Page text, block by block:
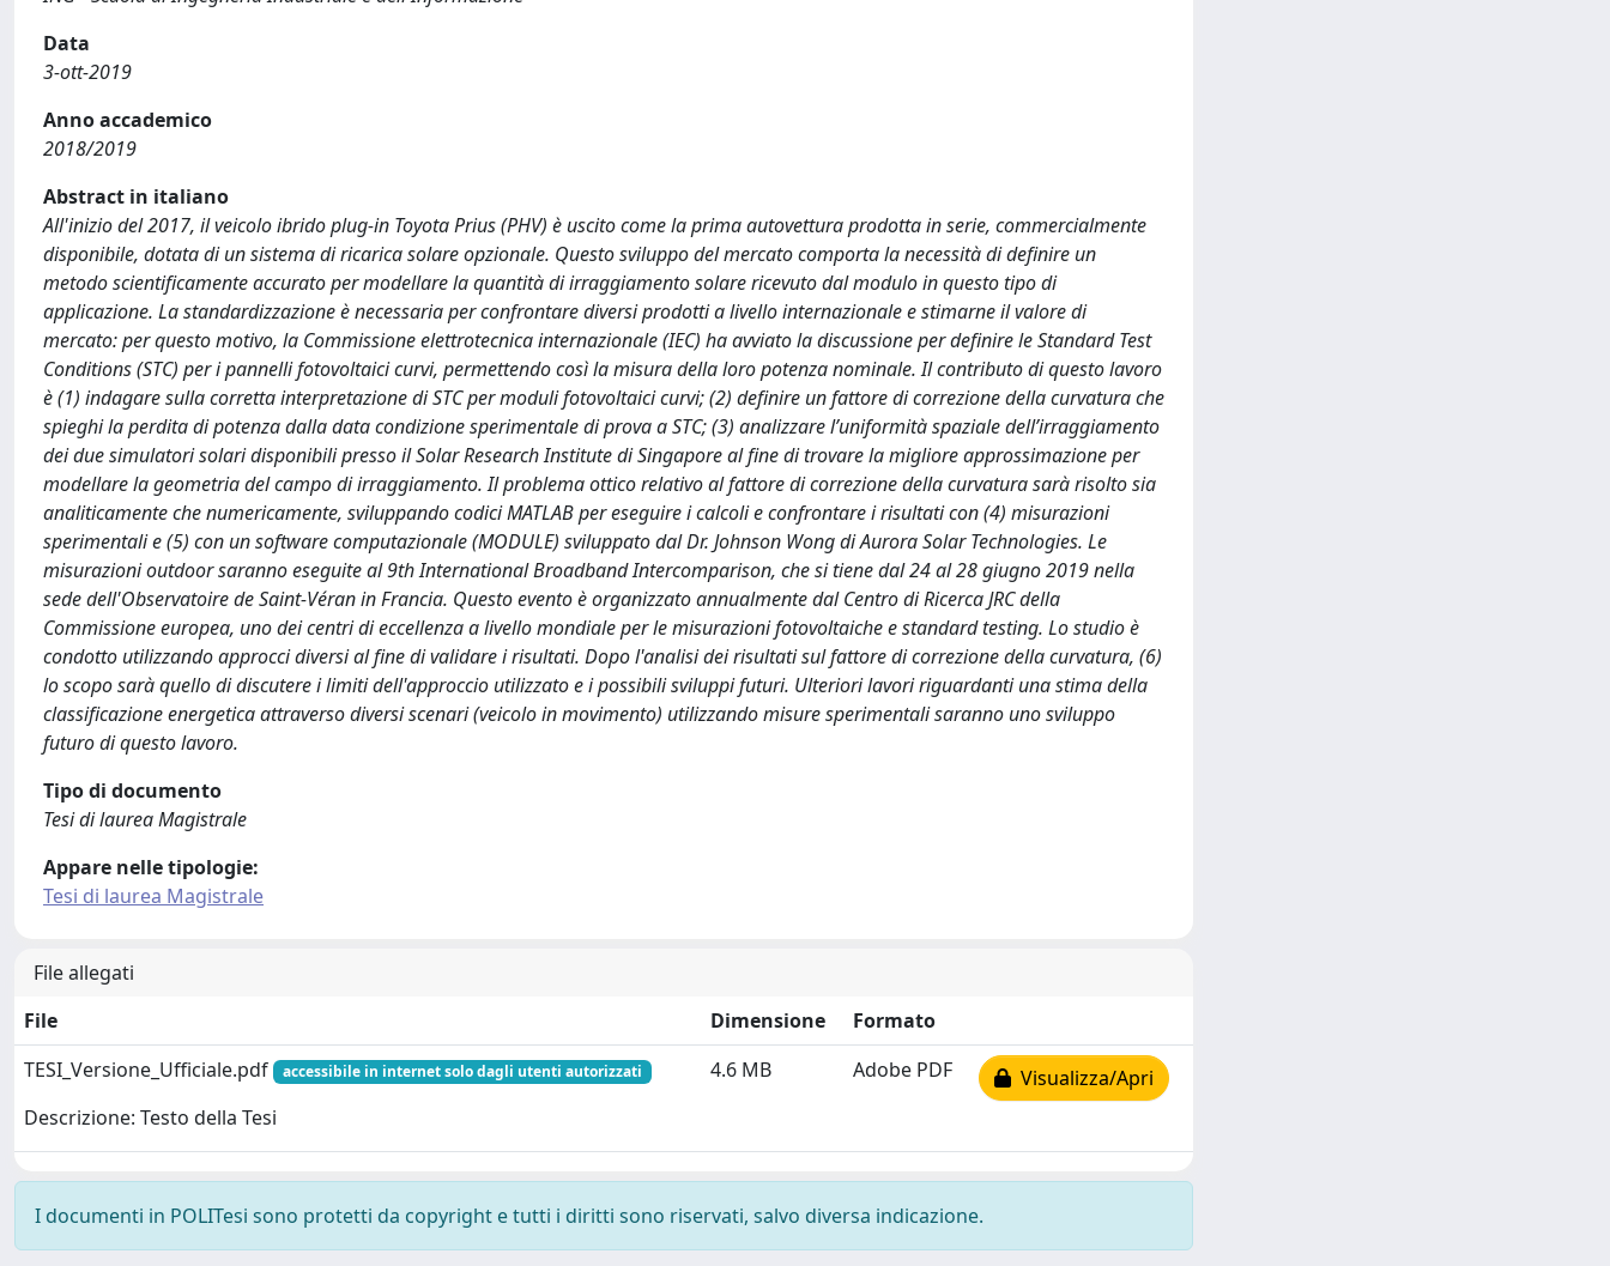
Data
3-ott-2019
Anno accademico
2018/2019
Abstract in italiano
All'inizio del 2017, il veicolo ibrido plug-in Toyota Prius (PHV) è uscito come la prima autovettura prodotta in serie, commercialmente
disponibile, dotata di un sistema di ricarica solare opzionale. Questo sviluppo del mercato comporta la necessità di definire un
metodo scientificamente accurato per modellare la quantità di irraggiamento solare ricevuto dal modulo in questo tipo di
applicazione. La standardizzazione è necessaria per confrontare diversi prodotti a livello internazionale e stimarne il valore di
mercato: per questo motivo, la Commissione elettrotecnica internazionale (IEC) ha avviato la discussione per definire le Standard Test
Conditions (STC) per i pannelli fotovoltaici curvi, permettendo così la misura della loro potenza nominale. Il contributo di questo lavoro
è (1) indagare sulla corretta interpretazione di STC per moduli fotovoltaici curvi; (2) definire un fattore di correzione della curvatura che
spieghi la perdita di potenza dalla data condizione sperimentale di prova a STC; (3) analizzare l’uniformità spaziale dell’irraggiamento
dei due simulatori solari disponibili presso il Solar Research Institute di Singapore al fine di trovare la migliore approssimazione per
modellare la geometria del campo di irraggiamento. Il problema ottico relativo al fattore di correzione della curvatura sarà risolto sia
analiticamente che numericamente, sviluppando codici MATLAB per eseguire i calcoli e confrontare i risultati con (4) misurazioni
sperimentali e (5) con un software computazionale (MODULE) sviluppato dal Dr. Johnson Wong di Aurora Solar Technologies. Le
misurazioni outdoor saranno eseguite al 9th International Broadband Intercomparison, che si tiene dal 24 al 28 giugno 2019 nella
sede dell'Observatoire de Saint-Véran in Francia. Questo evento è organizzato annualmente dal Centro di Ricerca JRC della
Commissione europea, uno dei centri di eccellenza a livello mondiale per le misurazioni fotovoltaiche e standard testing. Lo studio è
condotto utilizzando approcci diversi al fine di validare i risultati. Dopo l'analisi dei risultati sul fattore di correzione della curvatura, (6)
lo scopo sarà quello di discutere i limiti dell'approccio utilizzato e i possibili sviluppi futuri. Ulteriori lavori riguardanti una stima della
classificazione energetica attraverso diversi scenari (veicolo in movimento) utilizzando misure sperimentali saranno uno sviluppo
futuro di questo lavoro.
Tipo di documento
Tesi di laurea Magistrale
Appare nelle tipologie:
Tesi di laurea Magistrale
File allegati
File
Dimensione
Formato
TESI_Versione_Ufficiale.pdf
accessibile in internet solo dagli utenti autorizzati
Descrizione: Testo della Tesi
4.6 MB Adobe PDF Visualizza/Apri
I documenti in POLITesi sono protetti da copyright e tutti i diritti sono riservati, salvo diversa indicazione.